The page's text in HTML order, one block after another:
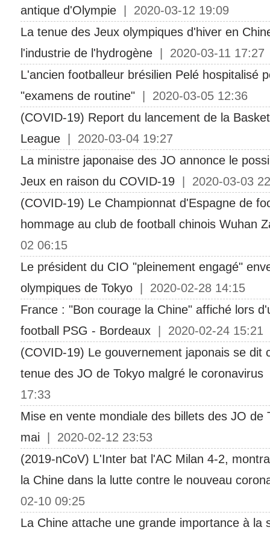
antique d'Olympie | 2020-03-12 19:09
La tenue des Jeux olympiques d'hiver en
l'industrie de l'hydrogène | 2020-03-11 17:27
L'ancien footballeur brésilien Pelé hospitalisé
"examens de routine" | 2020-03-05 12:36
(COVID-19) Report du lancement de la
League | 2020-03-04 19:27
La ministre japonaise des JO annonce le
Jeux en raison du COVID-19 | 2020-03-03
(COVID-19) Le Championnat d'Espagne de
hommage au club de football chinois Wuhan
02 06:15
Le président du CIO "pleinement engagé"
olympiques de Tokyo | 2020-02-28 14:15
France : "Bon courage la Chine" affiché lors
football PSG - Bordeaux | 2020-02-24 15:21
(COVID-19) Le gouvernement japonais se dit
tenue des JO de Tokyo malgré le coronavirus
17:33
Mise en vente mondiale des billets des JO de
mai | 2020-02-12 23:53
(2019-nCoV) L'Inter bat l'AC Milan 4-2,
la Chine dans la lutte contre le nouveau
02-10 09:25
La Chine attache une grande importance à la